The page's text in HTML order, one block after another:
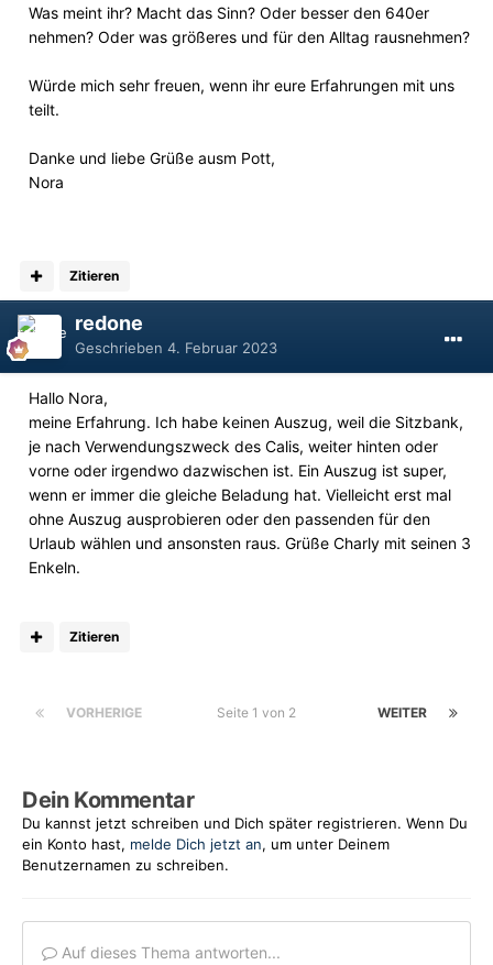
Was meint ihr? Macht das Sinn? Oder besser den 640er
nehmen? Oder was größeres und für den Alltag rausnehmen?
Würde mich sehr freuen, wenn ihr eure Erfahrungen mit uns
teilt.
Danke und liebe Grüße ausm Pott,
Nora
Zitieren
redone
Geschrieben 4. Februar 2023
Hallo Nora,
meine Erfahrung. Ich habe keinen Auszug, weil die Sitzbank,
je nach Verwendungszweck des Calis, weiter hinten oder
vorne oder irgendwo dazwischen ist. Ein Auszug ist super,
wenn er immer die gleiche Beladung hat. Vielleicht erst mal
ohne Auszug ausprobieren oder den passenden für den
Urlaub wählen und ansonsten raus. Grüße Charly mit seinen 3
Enkeln.
Zitieren
VORHERIGE WEITER
Seite 1 von 2
Dein Kommentar
Du kannst jetzt schreiben und Dich später registrieren. Wenn Du
ein Konto hast, melde Dich jetzt an, um unter Deinem
Benutzernamen zu schreiben.
Auf dieses Thema antworten...